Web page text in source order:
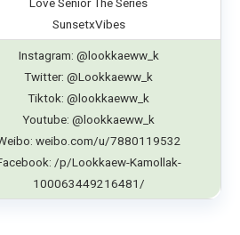
Love Senior The Series
SunsetxVibes
Instagram: @lookkaeww_k
Twitter: @Lookkaeww_k
Tiktok: @lookkaeww_k
Youtube: @lookkaeww_k
weibo.com/u/7880119532
/p/Lookkaew-Kamollak-
100063449216481/